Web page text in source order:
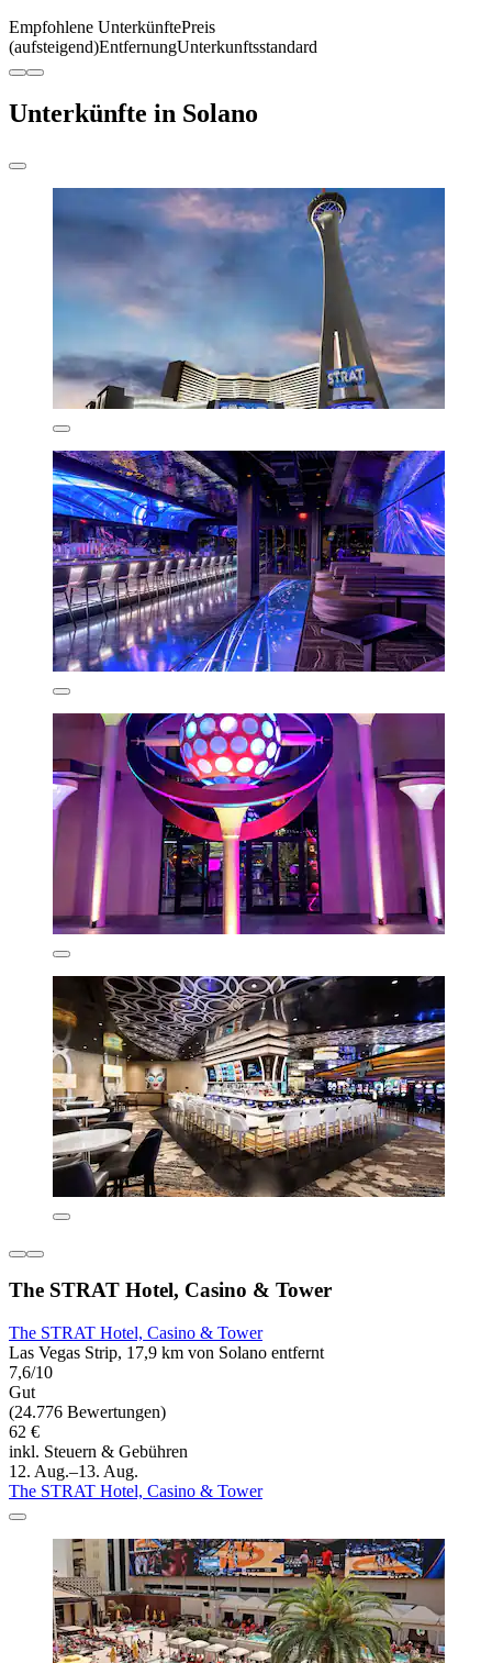
Empfohlene UnterkünftePreis
(aufsteigend)EntfernungUnterkunftsstandard
Unterkünfte in Solano
The STRAT Hotel, Casino & Tower
The STRAT Hotel, Casino & Tower
Las Vegas Strip, 17,9 km von Solano entfernt
7,6/10
Gut
(24.776 Bewertungen)
62 €
inkl. Steuern & Gebühren
12. Aug.–13. Aug.
The STRAT Hotel, Casino & Tower